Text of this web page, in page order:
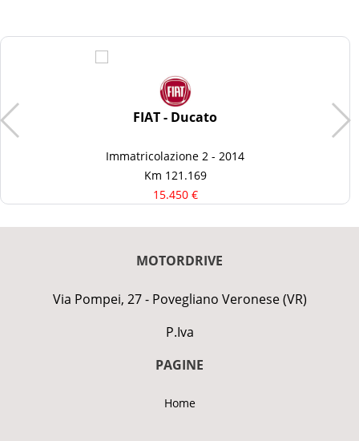
FIAT - Ducato
Immatricolazione 2 - 2014
Km 121.169
15.450 €
MOTORDRIVE
Via Pompei, 27 - Povegliano Veronese (VR)
P.Iva
PAGINE
Home